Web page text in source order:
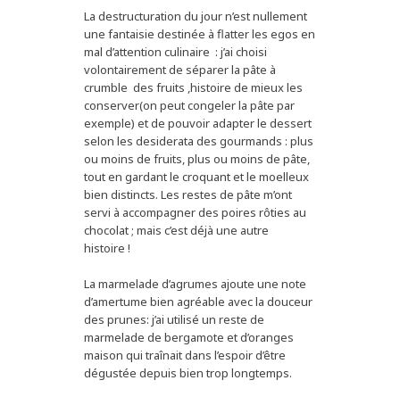
La destructuration du jour n’est nullement
une fantaisie destinée à flatter les egos en
mal d’attention culinaire : j’ai choisi
volontairement de séparer la pâte à
crumble des fruits ,histoire de mieux les
conserver(on peut congeler la pâte par
exemple) et de pouvoir adapter le dessert
selon les desiderata des gourmands : plus
ou moins de fruits, plus ou moins de pâte,
tout en gardant le croquant et le moelleux
bien distincts. Les restes de pâte m’ont
servi à accompagner des poires rôties au
chocolat ; mais c’est déjà une autre
histoire !
La marmelade d’agrumes ajoute une note
d’amertume bien agréable avec la douceur
des prunes: j’ai utilisé un reste de
marmelade de bergamote et d’oranges
maison qui traînait dans l’espoir d’être
dégustée depuis bien trop longtemps.